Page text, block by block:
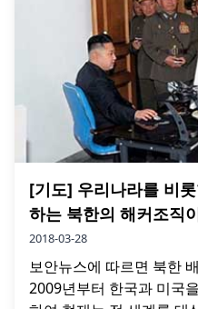
[기도] 우리나라를 비
하는 북한의 해커조직
2018-03-28
보안뉴스에 따르면 북한
2009년부터 한국과 미국